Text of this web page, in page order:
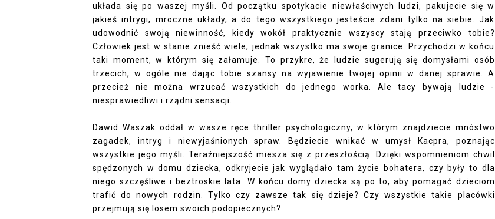
układa się po waszej myśli. Od początku spotykacie niewłaściwych ludzi, pakujecie się w
jakieś intrygi, mroczne układy, a do tego wszystkiego jesteście zdani tylko na siebie. Jak
udowodnić swoją niewinność, kiedy wokół praktycznie wszyscy stają przeciwko tobie?
Człowiek jest w stanie znieść wiele, jednak wszystko ma swoje granice. Przychodzi w końcu
taki moment, w którym się załamuje. To przykre, że ludzie sugerują się domysłami osób
trzecich, w ogóle nie dając tobie szansy na wyjawienie twojej opinii w danej sprawie. A
przecież nie można wrzucać wszystkich do jednego worka. Ale tacy bywają ludzie -
niesprawiedliwi i rządni sensacji.
Dawid Waszak oddał w wasze ręce thriller psychologiczny, w którym znajdziecie mnóstwo
zagadek, intryg i niewyjaśnionych spraw. Będziecie wnikać w umysł Kacpra, poznając
wszystkie jego myśli. Teraźniejszość miesza się z przeszłością. Dzięki wspomnieniom chwil
spędzonych w domu dziecka, odkryjecie jak wyglądało tam życie bohatera, czy były to dla
niego szczęśliwe i beztroskie lata. W końcu domy dziecka są po to, aby pomagać dzieciom
trafić do nowych rodzin. Tylko czy zawsze tak się dzieje? Czy wszystkie takie placówki
przejmują się losem swoich podopiecznych?